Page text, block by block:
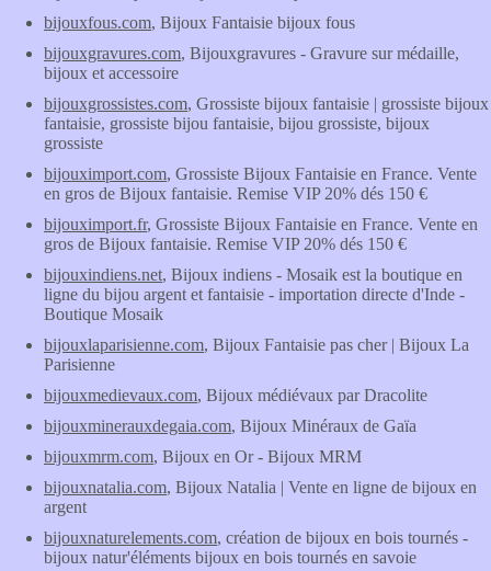
bijouxfous.com, Bijoux Fantaisie bijoux fous
bijouxgravures.com, Bijouxgravures - Gravure sur médaille,
bijoux et accessoire
bijouxgrossistes.com, Grossiste bijoux fantaisie | grossiste bijoux
fantaisie, grossiste bijou fantaisie, bijou grossiste, bijoux
grossiste
bijouximport.com, Grossiste Bijoux Fantaisie en France. Vente
en gros de Bijoux fantaisie. Remise VIP 20% dés 150 €
bijouximport.fr, Grossiste Bijoux Fantaisie en France. Vente en
gros de Bijoux fantaisie. Remise VIP 20% dés 150 €
bijouxindiens.net, Bijoux indiens - Mosaik est la boutique en
ligne du bijou argent et fantaisie - importation directe d'Inde -
Boutique Mosaik
bijouxlaparisienne.com, Bijoux Fantaisie pas cher | Bijoux La
Parisienne
bijouxmedievaux.com, Bijoux médiévaux par Dracolite
bijouxminerauxdegaia.com, Bijoux Minéraux de Gaïa
bijouxmrm.com, Bijoux en Or - Bijoux MRM
bijouxnatalia.com, Bijoux Natalia | Vente en ligne de bijoux en
argent
bijouxnaturelements.com, création de bijoux en bois tournés -
bijoux natur'éléments bijoux en bois tournés en savoie